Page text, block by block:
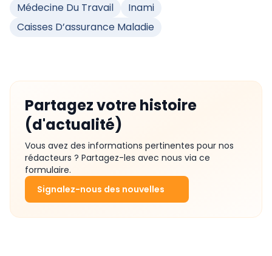
Médecine Du Travail
Inami
Caisses D’assurance Maladie
Partagez votre histoire
(d'actualité)
Vous avez des informations pertinentes pour nos
rédacteurs ? Partagez-les avec nous via ce
formulaire.
Signalez-nous des nouvelles